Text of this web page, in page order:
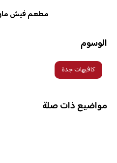
مطعم فيش
الوسوم
كافيهات جدة
مواضيع ذات صلة